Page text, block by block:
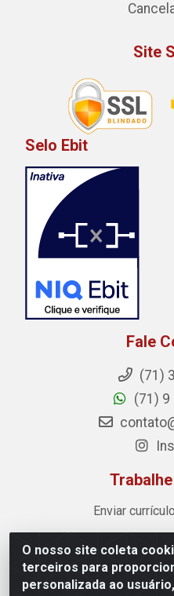
O nosso site coleta
terceiros para
personalizada ao
Site
Selo Ebit
Fale
(71)
(71) 9
Enviar
Sost Distribuidora - Rua
Ipitanga, Lauro de